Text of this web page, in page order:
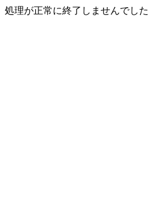
処理が正常に終了しませんでし